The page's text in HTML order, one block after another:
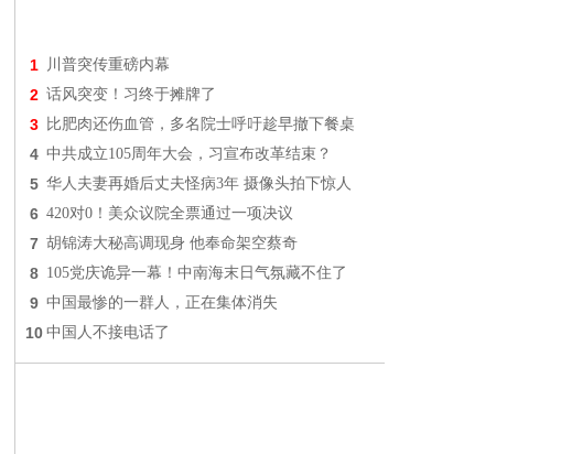
1 川普突传重磅内幕
2 话风突变！习终于摊牌了
3 比肥肉还伤血管，多名院士呼吁趁早撤下餐桌
4 中共成立105周年大会，习宣布改革结束？
5 华人夫妻再婚后丈夫怪病3年 摄像头拍下惊人
6 420对0！美众议院全票通过一项决议
7 胡锦涛大秘高调现身 他奉命架空蔡奇
8 105党庆诡异一幕！中南海末日气氛藏不住了
9 中国最惨的一群人，正在集体消失
10 中国人不接电话了